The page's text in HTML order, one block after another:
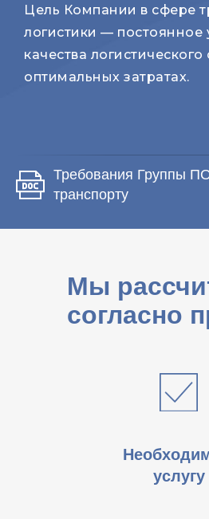
Цель Компании в сфере
логистики — постоянное
качества
оптимальных затратах.
Требования Группы
транспорту
Мы
согласно
услугу